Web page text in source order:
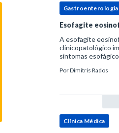
Gastroenterologia
Esofagite
A esofagite
clinicopatológico
sintomas
dentro do espectro
PorDimitris Rados
Clínica Médica